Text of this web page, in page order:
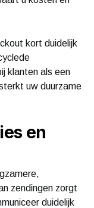
kort duidelijk
klanten als een
uw duurzame
en
zendingen zorgt
duidelijk